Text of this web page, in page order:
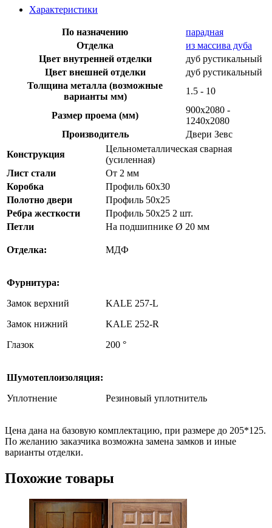
Характеристики
По назначению
парадная
Отделка
из массива дуба
Цвет внутренней отделки
дуб рустикальный
Цвет внешней отделки
дуб рустикальный
Толщина металла (возможные
варианты мм)
1.5 - 10
Размер проема (мм)
900х2080 -
1240х2080
Производитель
Двери Зевс
Конструкция
Цельнометаллическая сварная
(усиленная)
Лист стали
От 2 мм
Коробка
Профиль 60х30
Полотно двери
Профиль 50х25
Ребра жесткости
Профиль 50х25 2 шт.
Петли
На подшипнике Ø 20 мм
Отделка: МДФ
Фурнитура:
Замок верхний
Замок нижний
Глазок
KALE 257-L
KALE 252-R
200 °
Шумотеплоизоляция:
Уплотнение
Резиновый уплотнитель
Цена дана на базовую комплектацию, при размере до 205*125.
По желанию заказчика возможна замена замков и иные
варианты отделки.
Похожие товары